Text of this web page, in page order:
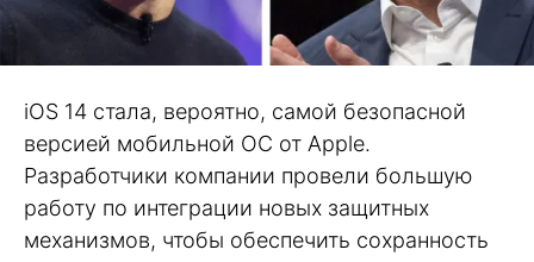
iOS 14 стала, вероятно, самой безопасной
версией мобильной ОС от Apple.
Разработчики компании провели большую
работу по интеграции новых защитных
механизмов, чтобы обеспечить сохранность